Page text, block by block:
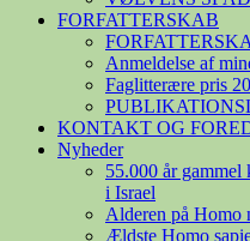
FORFATTERSKAB
Anmeldelse af
Faglitterære pris
KONTAKT OG
Nyheder
55.000 år gammel
i Israel
Alderen på Homo
Ældste Homo